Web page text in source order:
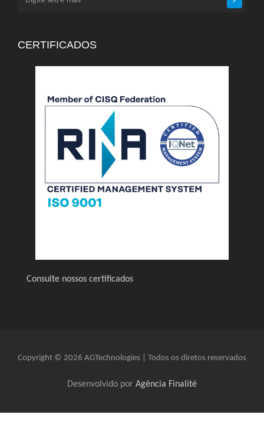
CERTIFICADOS
Consulte nossos certificados
Copyright © 2026 AGTechnologies | Todos os diretos reservados
Desenvolvido por Agência Finalité